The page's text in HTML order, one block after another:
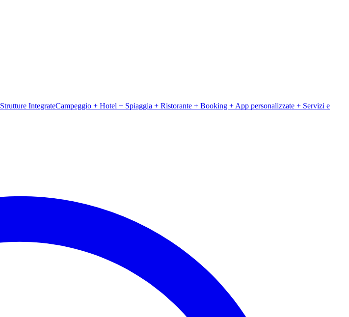
Strutture IntegrateCampeggio + Hotel + Spiaggia + Ristorante + Booking + App personalizzate + Servizi e